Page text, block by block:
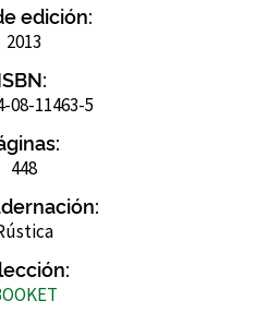
edición:
2013
08-11463-5
448